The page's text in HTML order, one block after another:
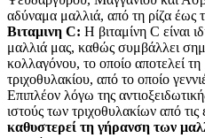
αδύναμα μαλλιά, από τη ρίζα έως
Βιταμινη C: Η βιταμίνη C είναι
μαλλιά μας, καθώς συμβάλλει
κολλαγόνου, το οποίο αποτελεί
τριχοθυλακίου, από το οποίο
Επιπλέον λόγω της
ιστούς των τριχοθυλακίων από τις
καθυστερεί τη γήρανση των